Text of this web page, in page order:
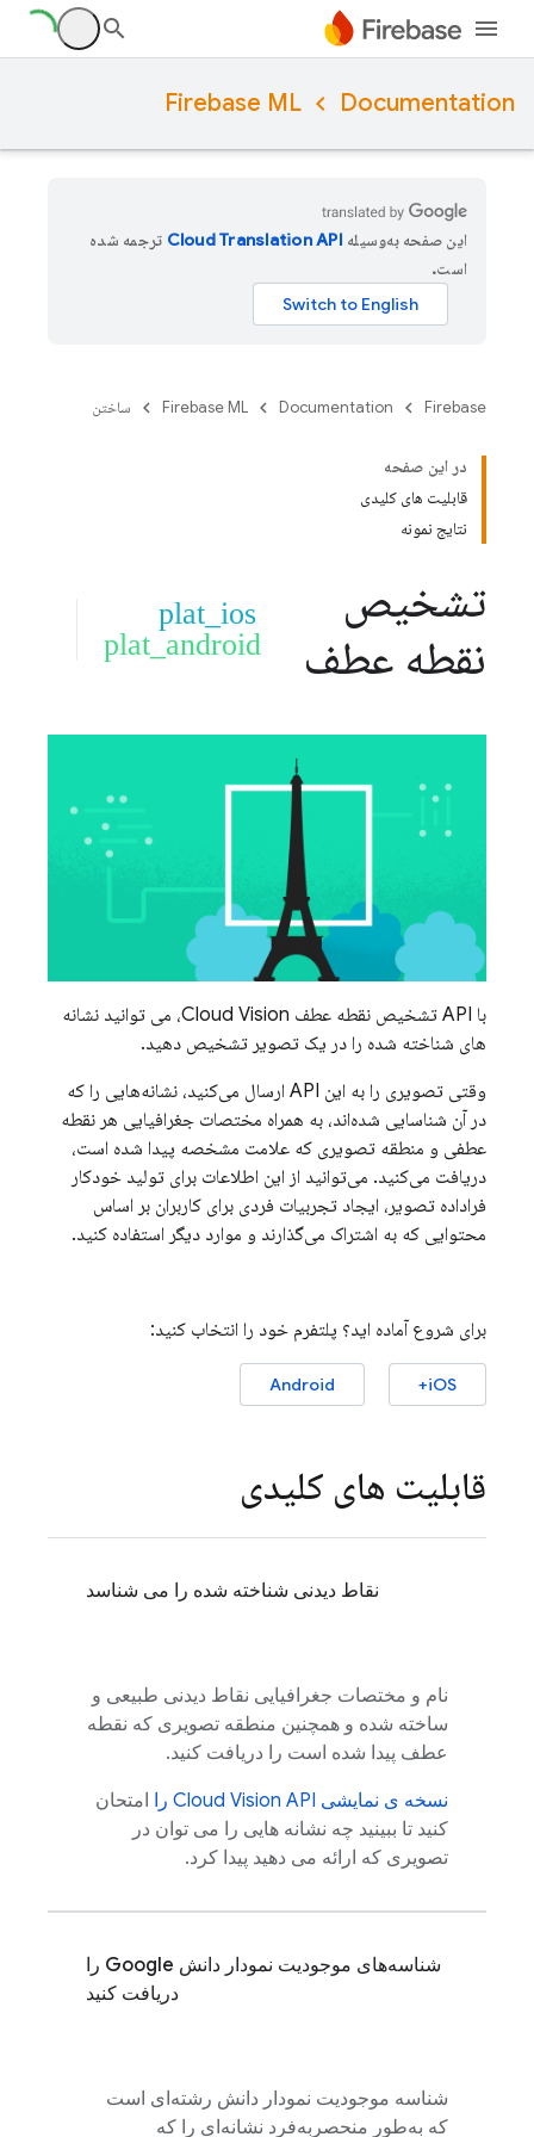
Documentation
Firebase ML
این صفحه به‌وسیله
ترجمه شده
است.
Firebase
Documentation
Firebase ML ساختن
در این صفحه
قابلیت های کلیدی
نتایج نمونه
تشخیص
نقطه عطف
plat_ios
plat_android
با API تشخیص نقطه عطف Cloud Vision، می توانید نشانه
های شناخته شده را در یک تصویر تشخیص دهید.
وقتی تصویری را به این API ارسال می‌کنید، نشانه‌هایی را که
در آن شناسایی شده‌اند، به همراه مختصات جغرافیایی هر نقطه
عطفی و منطقه تصویری که علامت مشخصه پیدا شده است،
دریافت می‌کنید. می‌توانید از این اطلاعات برای تولید خودکار
فراداده تصویر، ایجاد تجربیات فردی برای کاربران بر اساس
محتوایی که به اشتراک می‌گذارند و موارد دیگر استفاده کنید.
برای شروع آماده اید؟ پلتفرم خود را انتخاب کنید:
iOS+
Android
قابلیت های کلیدی
نقاط دیدنی شناخته شده را می شناسد
نام و مختصات جغرافیایی نقاط دیدنی طبیعی و
ساخته شده و همچنین منطقه تصویری که نقطه
عطف پیدا شده است را دریافت کنید.
نسخه ی نمایشی Cloud Vision API را
امتحان
کنید تا ببینید چه نشانه هایی را می توان در
تصویری که ارائه می دهید پیدا کرد.
شناسه‌های موجودیت نمودار دانش Google را
دریافت کنید
شناسه موجودیت نمودار دانش رشته‌ای است
که به‌طور منحصربه‌فرد نشانه‌ای را که